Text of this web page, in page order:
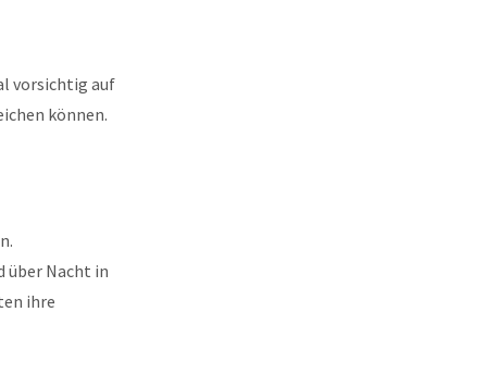
vorsichtig auf
können.
über Nacht in
ihre